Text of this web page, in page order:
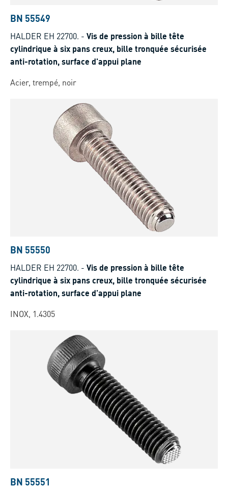
BN 55549
HALDER EH 22700. - Vis de pression à bille tête
cylindrique à six pans creux, bille tronquée sécurisée
anti-rotation, surface d'appui plane
Acier, trempé, noir
BN 55550
HALDER EH 22700. - Vis de pression à bille tête
cylindrique à six pans creux, bille tronquée sécurisée
anti-rotation, surface d'appui plane
INOX, 1.4305
BN 55551